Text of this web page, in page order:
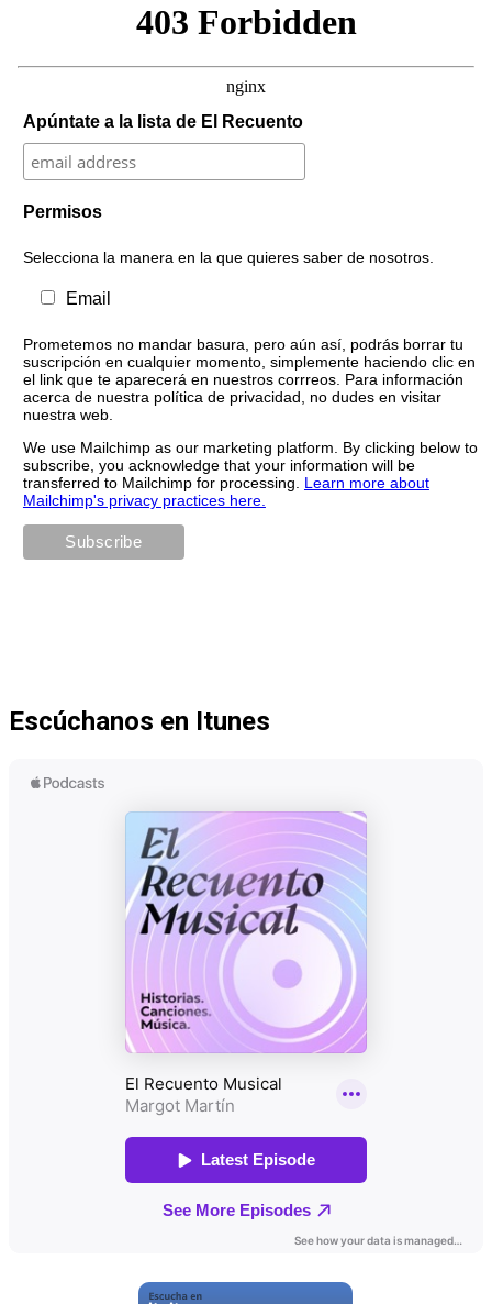
Apúntate a la lista de El Recuento
Permisos
Selecciona la manera en la que quieres saber de nosotros.
Email
Prometemos no mandar basura, pero aún así, podrás borrar tu
suscripción en cualquier momento, simplemente haciendo clic en
el link que te aparecerá en nuestros corrreos. Para información
acerca de nuestra política de privacidad, no dudes en visitar
nuestra web.
We use Mailchimp as our marketing platform. By clicking below to
subscribe, you acknowledge that your information will be
transferred to Mailchimp for processing. Learn more about
Mailchimp's privacy practices here.
Escúchanos en Itunes